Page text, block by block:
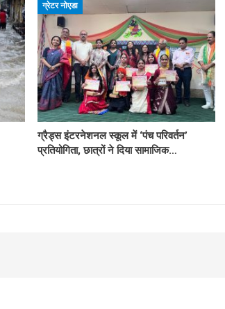
ग्रेटर नोएडा
ग्रैड्स इंटरनेशनल स्कूल में ‘पंच परिवर्तन’
प्रतियोगिता, छात्रों ने दिया सामाजिक…